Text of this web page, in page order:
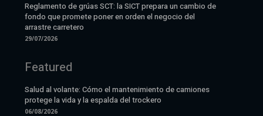
Reglamento de grúas SCT: la SICT prepara un cambio de
fondo que promete poner en orden el negocio del
arrastre carretero
29/07/2026
Featured
Salud al volante: Cómo el mantenimiento de camiones
protege la vida y la espalda del trockero
06/08/2026